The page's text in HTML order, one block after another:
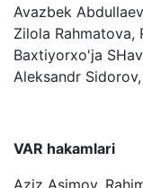
Avazbek
Zilola Rahmatova,
Baxtiyorxo'ja
Aleksandr
VAR hakamlari
Aziz Asimov,